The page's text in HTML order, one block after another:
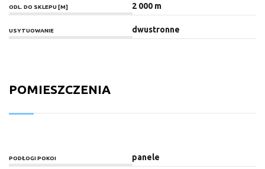
ODL. DO SKLEPU [M] 2 000 m
USYTUOWANIE dwustronne
POMIESZCZENIA
PODŁOGI POKOI panele